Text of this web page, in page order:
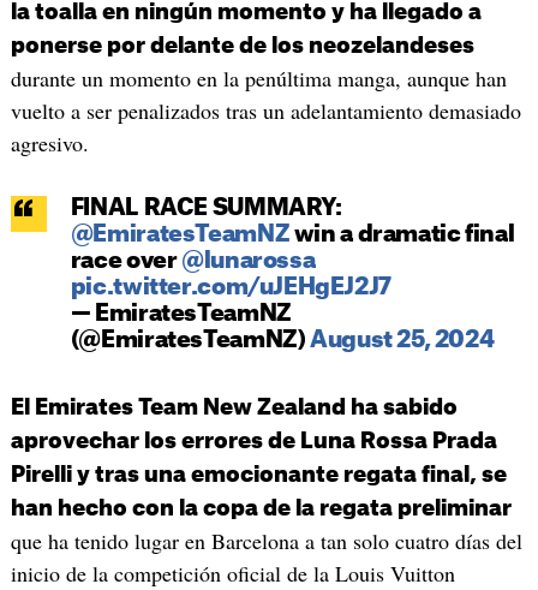
la toalla en ningún momento y ha llegado a
ponerse por delante de los neozelandeses
durante un momento en la penúltima manga, aunque han
vuelto a ser penalizados tras un adelantamiento demasiado
agresivo.
FINAL RACE SUMMARY:
@EmiratesTeamNZ win a dramatic final
race over @lunarossa
pic.twitter.com/uJEHgEJ2J7
— EmiratesTeamNZ
(@EmiratesTeamNZ)August 25, 2024
El Emirates Team New Zealand ha sabido
aprovechar los errores de Luna Rossa Prada
Pirelli y tras una emocionante regata final, se
han hecho con la copa de la regata preliminar
que ha tenido lugar en Barcelona a tan solo cuatro días del
inicio de la competición oficial de la Louis Vuitton